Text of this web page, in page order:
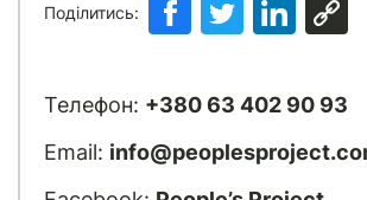
Поділитись:
Телефон: +380 63 402 90 93
Email: